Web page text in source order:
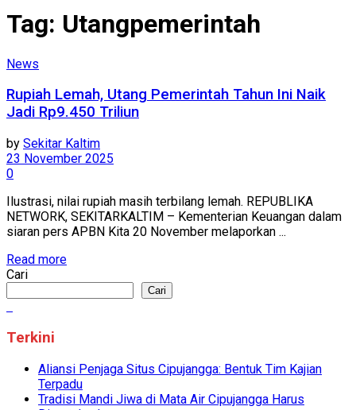
Tag: Utangpemerintah
News
Rupiah Lemah, Utang Pemerintah Tahun Ini Naik
Jadi Rp9.450 Triliun
by Sekitar Kaltim
23 November 2025
0
Ilustrasi, nilai rupiah masih terbilang lemah. REPUBLIKA
NETWORK, SEKITARKALTIM – Kementerian Keuangan dalam
siaran pers APBN Kita 20 November melaporkan ...
Read more
Cari
Cari
Terkini
Aliansi Penjaga Situs Cipujangga: Bentuk Tim Kajian
Terpadu
Tradisi Mandi Jiwa di Mata Air Cipujangga Harus